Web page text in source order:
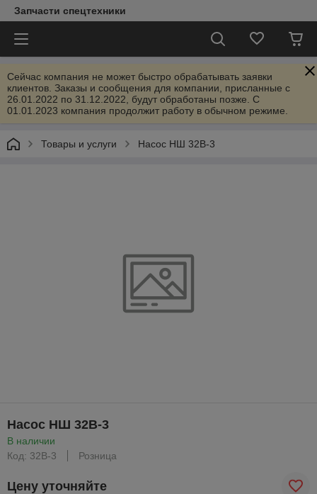
Запчасти спецтехники
Сейчас компания не может быстро обрабатывать заявки
клиентов. Заказы и сообщения для компании, присланные с
26.01.2022 по 31.12.2022, будут обработаны позже. С
01.01.2023 компания продолжит работу в обычном режиме.
Товары и услуги Насос НШ 32В-3
Насос НШ 32В-3
В наличии
Код: 32В-3
Розница
Цену уточняйте